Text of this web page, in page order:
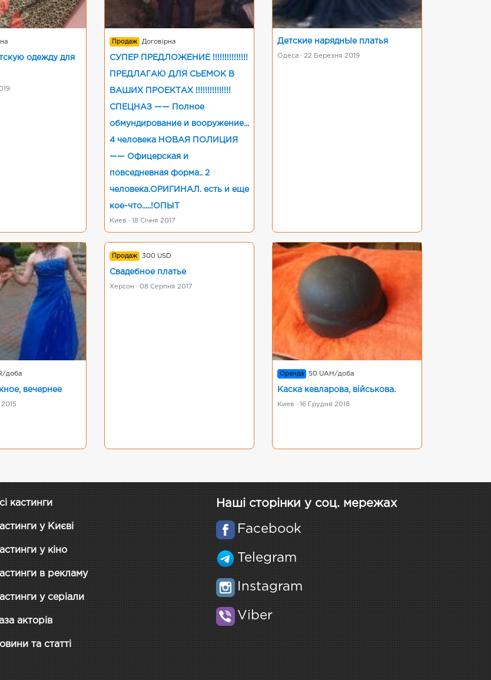
одежду для
Продаж Договірна
СУПЕР ПРЕДЛОЖЕНИЕ !!!!!!!!!!!!!!!
ПРЕДЛАГАЮ ДЛЯ СЬЕМОК В
ВАШИХ ПРОЕКТАХ !!!!!!!!!!!!!!!
СПЕЦНАЗ —— Полное
обмундирование и вооружение...
4 человека НОВАЯ ПОЛИЦИЯ
—— Офицерская и
повседневная форма.. 2
человека.ОРИГИНАЛ. есть и еще
кое-что.....!ОПЫТ
Киев · 18 Січня 2017
Детские наряднЬІе платья
Одеса · 22 Березня 2019
доба
вечернее
Продаж 300 USD
Свадебное платье
Херсон · 08 Серпня 2017
Оренда 50 UAH/доба
Каска кевларова, військова.
Киев · 16 Грудня 2018
кастинги
у Києві
у кіно
в рекламу
у серіали
акторів
та статті
Наші сторінки у соц. мережах
Facebook
Telegram
Instagram
Viber